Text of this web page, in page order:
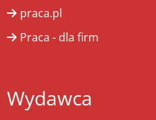
praca.pl
Praca - dla firm
Wydawca